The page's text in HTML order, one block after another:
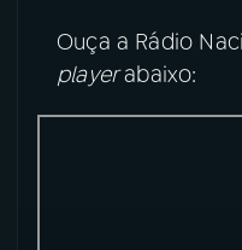
TikTok
Ouça a Rádio
playerabaixo: